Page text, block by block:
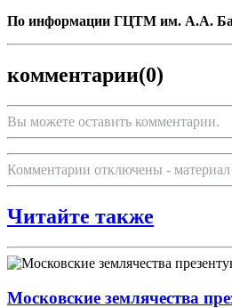
По информации ГЦТМ им. А.А.
комментарии(0)
Вы можете оставить комментарии.
Комментарии отключены - материал
Читайте также
Московские землячества